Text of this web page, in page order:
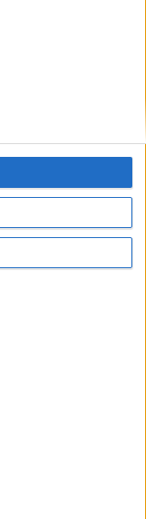
te daremos
consejos para tu